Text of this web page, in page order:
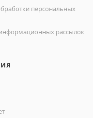
персональных
рассылок